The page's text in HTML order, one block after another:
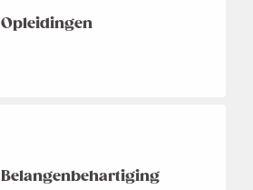
Opleidingen
Belangenbehartiging